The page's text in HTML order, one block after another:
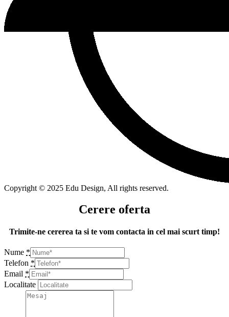
Copyright © 2025 Edu Design, All rights reserved.
Cerere oferta
Trimite-ne cererea ta si te vom contacta in cel mai scurt timp!
Nume *
Telefon *
Email *
Localitate